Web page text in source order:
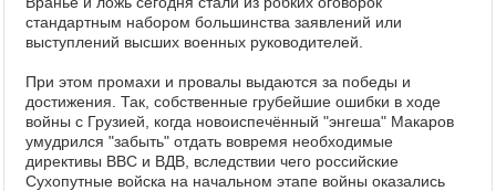
стандартным набором большинства заявлений или
выступлений высших военных руководителей.
При этом промахи и провалы выдаются за победы и
достижения. Так, собственные грубейшие ошибки в ходе
войны с Грузией, когда новоиспечённый "энгеша" Макаров
умудрился "забыть" отдать вовремя необходимые
директивы ВВС и ВДВ, вследствии чего российские
Сухопутные войска на начальном этапе войны оказались